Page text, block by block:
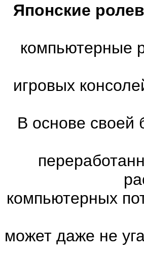
Японские
компьютерные
игровых
В основе своей
компьютерных
может даже не